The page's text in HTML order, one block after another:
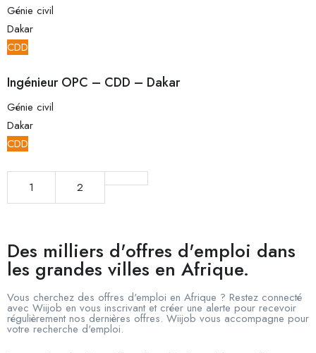
Génie civil
Dakar
CDD
Ingénieur OPC – CDD – Dakar
Génie civil
Dakar
CDD
1 2
Des milliers d'offres d'emploi dans
les grandes villes en Afrique.
Vous cherchez des offres d'emploi en Afrique ? Restez connecté
avec Wiijob en vous inscrivant et créer une alerte pour recevoir
régulièrement nos dernières offres. Wiijob vous accompagne pour
votre recherche d'emploi.